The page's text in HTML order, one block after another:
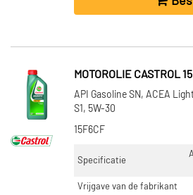
MOTOROLIE CASTROL
API Gasoline SN, ACEA
S1, 5W-30
15F6CF
Specificatie
Vrijgave van de fabrikant